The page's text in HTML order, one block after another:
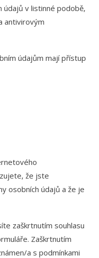
údajů v listinné podobě,
antivirovým
údajům mají přístup
že jste
osobních údajů a že je
zaškrtnutím souhlasu
Zaškrtnutím
a s podmínkami